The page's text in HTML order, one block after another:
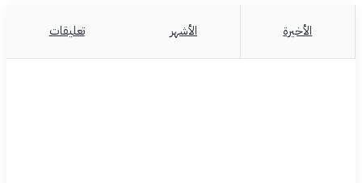
الأخيرة الأشهر تعليقات